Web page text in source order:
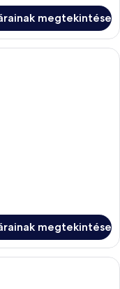
megtekintése
szoba, amelyben
megtekintése